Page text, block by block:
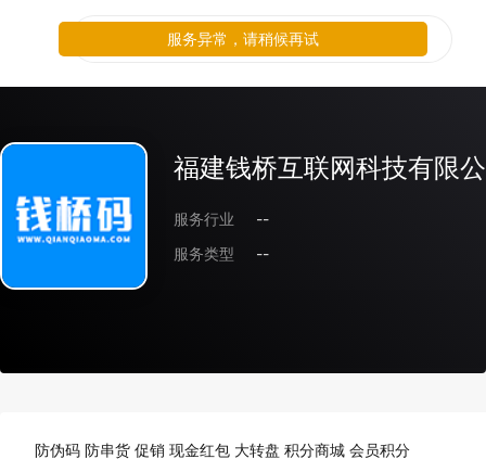
福建钱桥互联网科技有限
服务行业
--
服务类型
--
防伪码 防串货 促销 现金红包 大转盘 积分商城 会员积分
服务异常，请稍候再试